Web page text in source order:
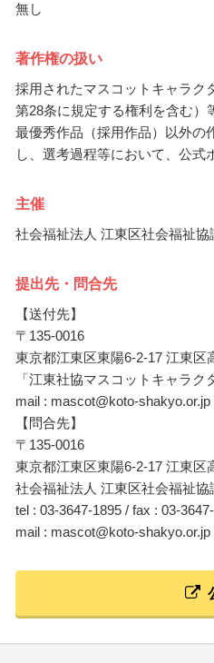
無し
著作権の扱い
採用されたマスコットキャラク
第28条に規定する権利を含む）
最優秀作品（採用作品）以外の
し、選考過程等において、公式
主催
社会福祉法人 江東区社会福祉協
提出先・問合先
【送付先】
〒135-0016
東京都江東区東陽6-2-17 江東区
「江東社協マスコットキャラ
mail : mascot@koto-shakyo.or.jp
【問合先】
〒135-0016
東京都江東区東陽6-2-17 江東区
社会福祉法人 江東区社会福祉協
tel : 03-3647-1895 / fax : 03-
mail : mascot@koto-shakyo.or.jp